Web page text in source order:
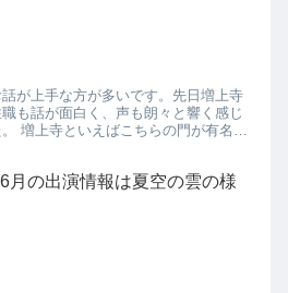
が上手な方が多いです。先日増上寺
も話が面白く、声も朗々と響く感じ
増上寺といえばこちらの門が有名で
6月の出演情報は夏空の雲の様